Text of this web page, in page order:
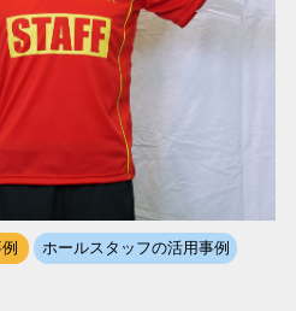
ホールスタッフの活用事例